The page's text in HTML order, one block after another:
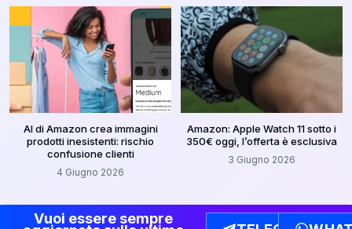
AI di Amazon crea immagini
prodotti inesistenti: rischio
confusione clienti
4 Giugno 2026
Amazon: Apple Watch 11 sotto i
350€ oggi, l’offerta è esclusiva
3 Giugno 2026
Vuoi essere sempre